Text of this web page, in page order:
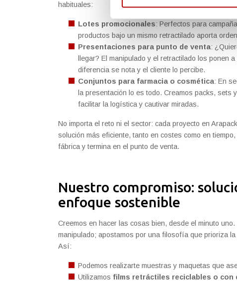
habituales:
Lotes promocionales: Perfectos para
productos bajo un mismo retractilado aporta
Presentaciones para punto de venta:
llegar? El manipulado y el retractilado los ponen
diferencia se nota y el cliente lo percibe.
Conjuntos para farmacia o cosmética: En
la presentación lo es todo. Creamos packs, sets
facilitar la logística y cautivar miradas.
No importa el reto ni el sector: cada proyecto en
solución más eficiente, tanto en costes como en
fábrica y termina en el punto de venta.
Nuestro compromiso:
enfoque sostenible
Creemos en hacer las cosas bien, desde el minuto
manipulado; apostamos por una filosofía que prioriza
Así:
Podemos realizarte muestras y maquetas que
Utilizamos films retráctiles reciclables o con